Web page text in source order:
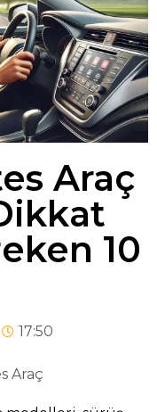
Araç
10
17:50
Araç